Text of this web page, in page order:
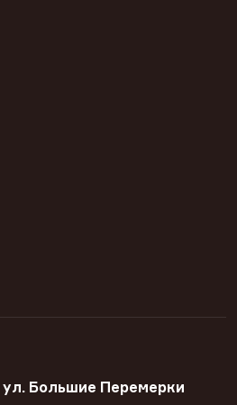
Большие Перемерки